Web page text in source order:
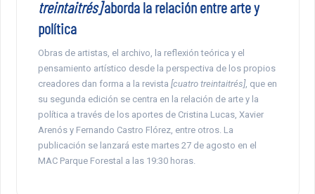
treintaitrés]aborda la relación entre arte y
política
Obras de artistas, el archivo, la reflexión teórica y el
pensamiento artístico desde la perspectiva de los propios
creadores dan forma a la revista [cuatro treintaitrés], que en
su segunda edición se centra en la relación de arte y la
política a través de los aportes de Cristina Lucas, Xavier
Arenós y Fernando Castro Flórez, entre otros. La
publicación se lanzará este martes 27 de agosto en el
MAC Parque Forestal a las 19:30 horas.